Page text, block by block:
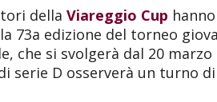
della Viareggio Cup
73a edizione del torneo
che si svolgerà dal 20
serie D osserverà un turno